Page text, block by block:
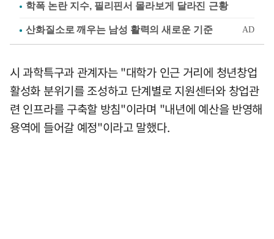
학폭 논란 지수, 필리핀서 몰라보게 달라진 근황
시 과학특구과 관계자는 "대학가 인근 거리에 청년창업
활성화 분위기를 조성하고 단계별로 지원센터와 창업관
련 인프라를 구축할 방침"이라며 "내년에 예산을 반영해
용역에 들어갈 예정"이라고 말했다.